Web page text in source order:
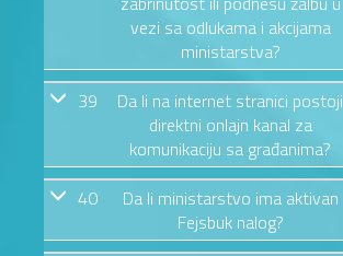
vezi sa odlukama i akcijama
ministarstva?
39
Da li na internet stranici postoji
direktni onlajn kanal za
komunikaciju sa građanima?
40
Da li ministarstvo ima aktivan
Fejsbuk nalog?